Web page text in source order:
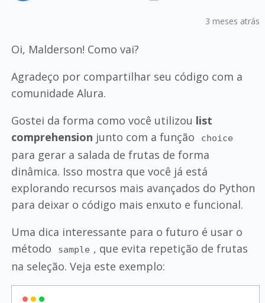
3 meses atrás
Oi, Malderson! Como vai?
Agradeço por compartilhar seu código com a
comunidade Alura.
Gostei da forma como você utilizou list
comprehension junto com a função choice
para gerar a salada de frutas de forma
dinâmica. Isso mostra que você já está
explorando recursos mais avançados do Python
para deixar o código mais enxuto e funcional.
Uma dica interessante para o futuro é usar o
método
sample , que evita repetição de frutas
na seleção. Veja este exemplo: